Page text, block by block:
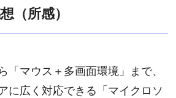
（所感）
「マウス＋多画面環境」まで、
に広く対応できる「マイクロソ